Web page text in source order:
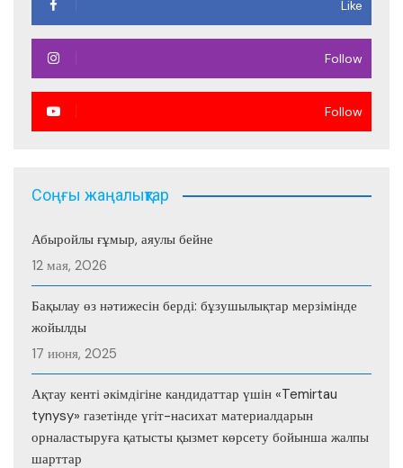
Like
Follow
Follow
Соңғы жаңалықтар
Абыройлы ғұмыр, аяулы бейне
12 мая, 2026
Бақылау өз нәтижесін берді: бұзушылықтар мерзімінде
жойылды
17 июня, 2025
Ақтау кенті әкімдігіне кандидаттар үшін «Temirtau
tynysy» газетінде үгіт-насихат материалдарын
орналастыруға қатысты қызмет көрсету бойынша жалпы
шарттар